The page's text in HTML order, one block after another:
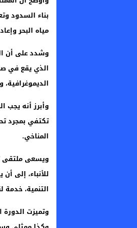
بناء السدود
مياه البحر
وشدد على أن
الذي يقع في
الديموغرافية،
وأبرز أنه يجب
تكتفي بمجرد
المناخي.
للأنباء، إلى
التنمية،
وتميزت